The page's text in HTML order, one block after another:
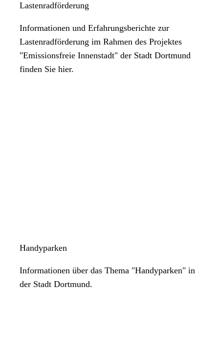
Lastenradförderung
Informationen und Erfahrungsberichte zur
Lastenradförderung im Rahmen des Projektes
"Emissionsfreie Innenstadt" der Stadt Dortmund
finden Sie hier.
Handyparken
Informationen über das Thema "Handyparken" in
der Stadt Dortmund.